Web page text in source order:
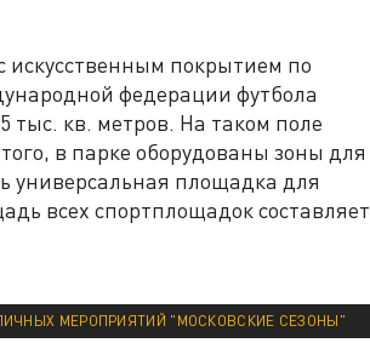
искусственным покрытием по
федерации футбола
тыс. кв. метров. На таком поле
в парке оборудованы зоны для
универсальная площадка для
всех спортплощадок составляет
МЕРОПРИЯТИЙ "МОСКОВСКИЕ СЕЗОНЫ"